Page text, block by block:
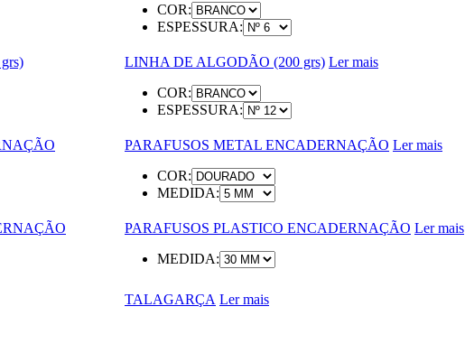
COR:
ESPESSURA:
LINHA DE ALGODÃO (200 grs) Ler mais
COR:
ESPESSURA:
PARAFUSOS METAL ENCADERNAÇÃO Ler mais
COR:
MEDIDA:
PARAFUSOS PLASTICO ENCADERNAÇÃO Ler mais
MEDIDA:
TALAGARÇA Ler mais